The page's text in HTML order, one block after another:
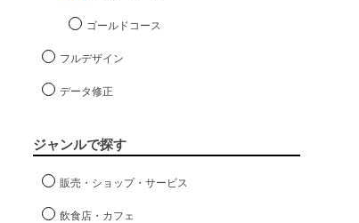
ゴールドコース
フルデザイン
データ修正
ジャンルで探す
販売・ショップ・サービス
飲食店・カフェ